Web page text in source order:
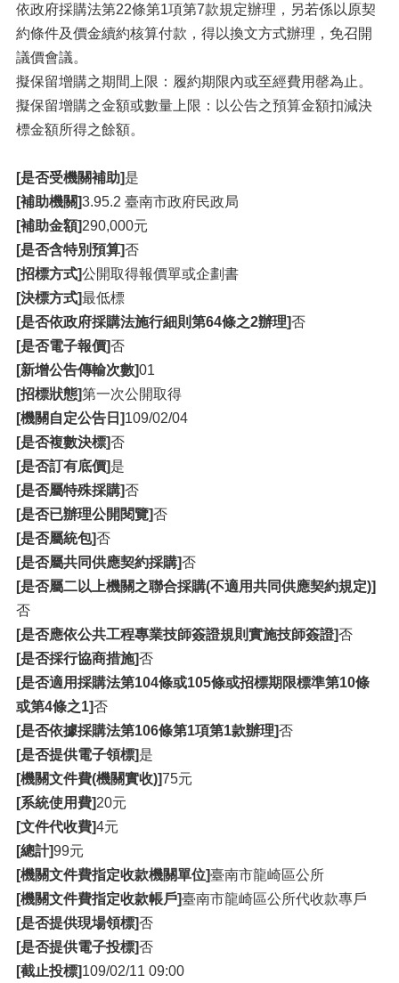
依政府採購法第22條第1項第7款規定辦理，另若係以原契
約條件及價金續約核算付款，得以換文方式辦理，免召開
議價會議。
擬保留增購之期間上限：履約期限內或至經費用罄為止。
擬保留增購之金額或數量上限：以公告之預算金額扣減決
標金額所得之餘額。
[是否受機關補助]是
[補助機關]3.95.2 臺南市政府民政局
[補助金額]290,000元
[是否含特別預算]否
[招標方式]公開取得報價單或企劃書
[決標方式]最低標
[是否依政府採購法施行細則第64條之2辦理]否
[是否電子報價]否
[新增公告傳輸次數]01
[招標狀態]第一次公開取得
[機關自定公告日]109/02/04
[是否複數決標]否
[是否訂有底價]是
[是否屬特殊採購]否
[是否已辦理公開閱覽]否
[是否屬統包]否
[是否屬共同供應契約採購]否
[是否屬二以上機關之聯合採購(不適用共同供應契約規定)]
否
[是否應依公共工程專業技師簽證規則實施技師簽證]否
[是否採行協商措施]否
[是否適用採購法第104條或105條或招標期限標準第10條
或第4條之1]否
[是否依據採購法第106條第1項第1款辦理]否
[是否提供電子領標]是
[機關文件費(機關實收)]75元
[系統使用費]20元
[文件代收費]4元
[總計]99元
[機關文件費指定收款機關單位]臺南市龍崎區公所
[機關文件費指定收款帳戶]臺南市龍崎區公所代收款專戶
[是否提供現場領標]否
[是否提供電子投標]否
[截止投標]109/02/11 09:00